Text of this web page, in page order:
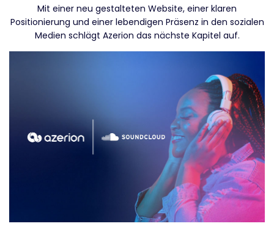
Mit einer neu gestalteten Website, einer klaren
Positionierung und einer lebendigen Präsenz in den sozialen
Medien schlägt Azerion das nächste Kapitel auf.